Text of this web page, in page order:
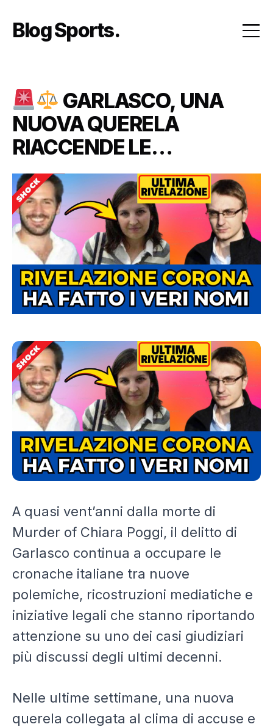
content
Blog Sports
GARLASCO, UNA
NUOVA QUERELA
RIACCENDE LE
POLEMICHE: IL CASO
TORNA AL CENTRO DEL
DIBATTITO
A quasi vent’anni dalla morte di
Murder of Chiara Poggi, il delitto di
Garlasco continua a occupare le
cronache italiane tra nuove
polemiche, ricostruzioni mediatiche e
iniziative legali che stanno riportando
attenzione su uno dei casi giudiziari
più discussi degli ultimi decenni.
Nelle ultime settimane, una nuova
querela collegata al clima di accuse e